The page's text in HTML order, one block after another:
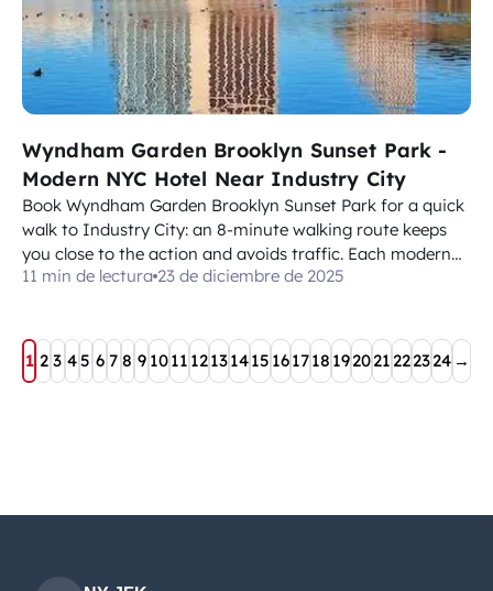
Wyndham Garden Brooklyn Sunset Park -
Modern NYC Hotel Near Industry City
Book Wyndham Garden Brooklyn Sunset Park for a quick
walk to Industry City: an 8-minute walking route keeps
you close to the action and avoids traffic. Each modern
room offers good comfort for guests with a grand, open
11 min de lectura 23 de diciembre de 2025
1 2 3 45 6 7 8 9 1011 12131415 161718 192021 222324 →